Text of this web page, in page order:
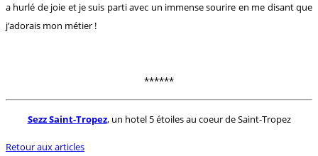
a hurlé de joie et je suis parti avec un immense sourire en me disant que
j’adorais mon métier !
******
Sezz Saint-Tropez, un hotel 5 étoiles au coeur de Saint-Tropez
Retour aux articles